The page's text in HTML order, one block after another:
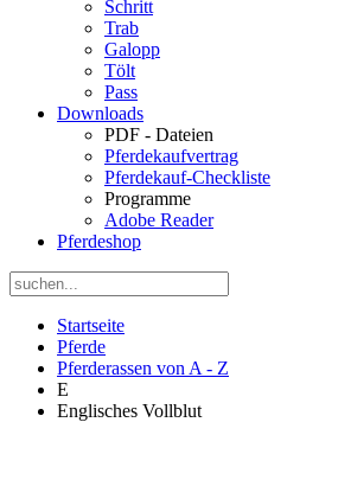
Schritt
Trab
Galopp
Tölt
Pass
Downloads
PDF - Dateien
Pferdekaufvertrag
Pferdekauf-Checkliste
Programme
Adobe Reader
Pferdeshop
Startseite
Pferde
Pferderassen von A - Z
E
Englisches Vollblut